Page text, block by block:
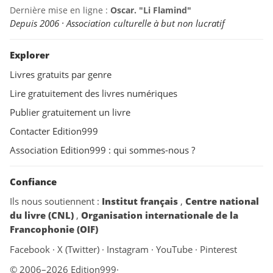
Dernière mise en ligne : Oscar. "Li Flamind"
Depuis 2006 · Association culturelle à but non lucratif
Explorer
Livres gratuits par genre
Lire gratuitement des livres numériques
Publier gratuitement un livre
Contacter Edition999
Association Edition999 : qui sommes-nous ?
Confiance
Ils nous soutiennent : Institut français , Centre national
du livre (CNL) , Organisation internationale de la
Francophonie (OIF)
Facebook · X (Twitter) · Instagram · YouTube · Pinterest
© 2006–2026 Edition999·